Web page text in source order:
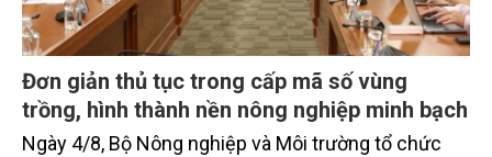
Đơn giản thủ tục trong cấp mã số vùng
trồng, hình thành nền nông nghiệp minh bạch
Ngày 4/8, Bộ Nông nghiệp và Môi trường tổ chức